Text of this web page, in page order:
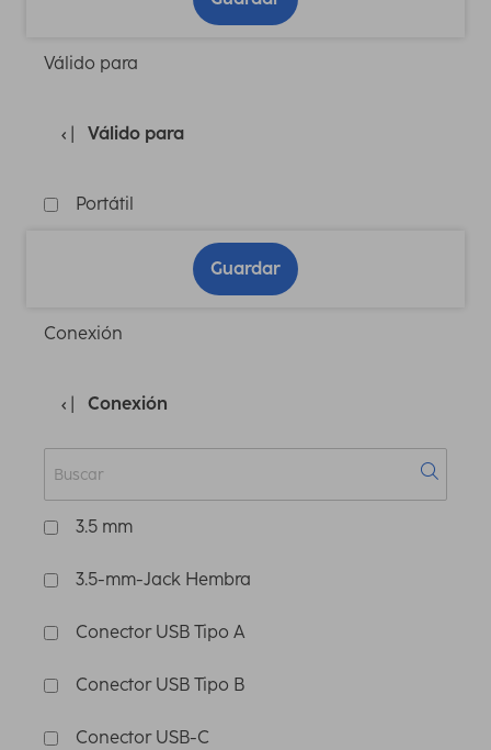
Válido para
Válido para
Portátil
Guardar
Conexión
Conexión
3.5 mm
3.5-mm-Jack Hembra
Conector USB Tipo A
Conector USB Tipo B
Conector USB-C